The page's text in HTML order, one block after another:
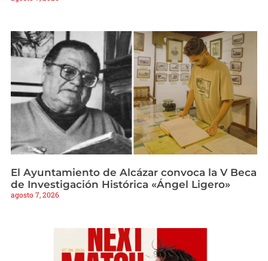
El Ayuntamiento de Alcázar convoca la V Beca
de Investigación Histórica «Ángel Ligero»
agosto 7, 2026